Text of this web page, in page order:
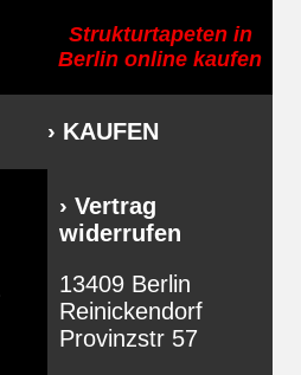
Strukturtapeten in
Berlin online kaufen
› KAUFEN
› Vertrag
widerrufen
13409 Berlin
Reinickendorf
Provinzstr 57